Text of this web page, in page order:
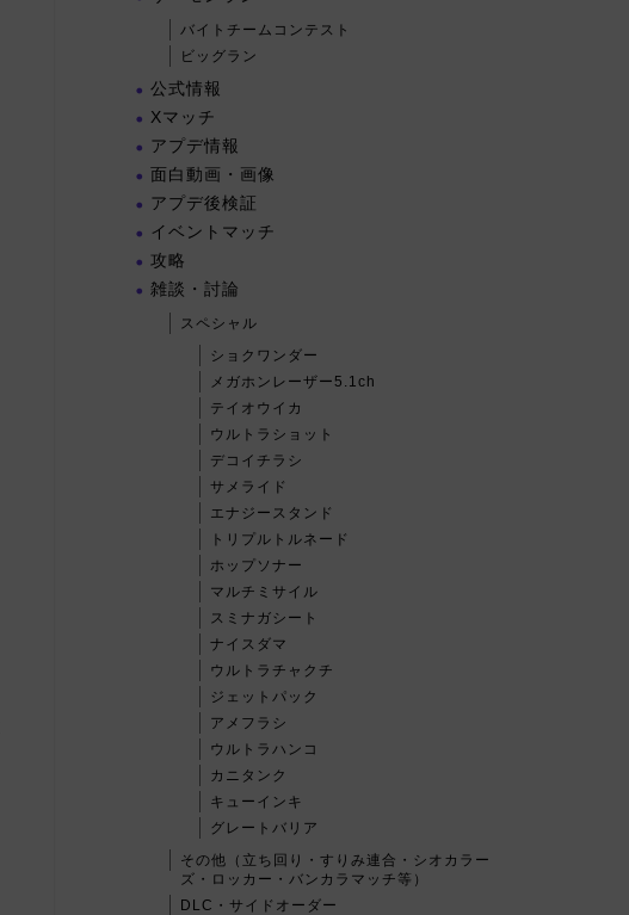
バイトチームコンテスト
ビッグラン
公式情報
Xマッチ
アプデ情報
面白動画・画像
アプデ後検証
イベントマッチ
攻略
雑談・討論
スペシャル
ショクワンダー
メガホンレーザー5.1ch
テイオウイカ
ウルトラショット
デコイチラシ
サメライド
エナジースタンド
トリプルトルネード
ホップソナー
マルチミサイル
スミナガシート
ナイスダマ
ウルトラチャクチ
ジェットパック
アメフラシ
ウルトラハンコ
カニタンク
キューインキ
グレートバリア
その他（立ち回り・すりみ連合・シオカラー
ズ・ロッカー・バンカラマッチ等）
DLC・サイドオーダー